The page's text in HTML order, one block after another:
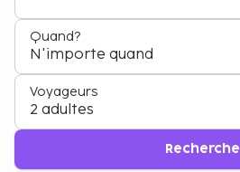
Quand?
N'importe quand
Voyageurs
2 adultes
Recherche